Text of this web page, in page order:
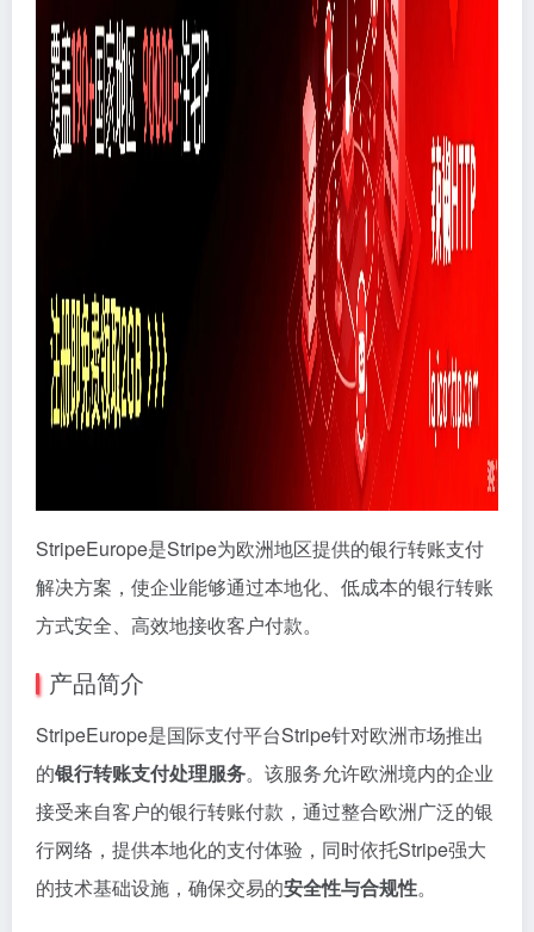
StripeEurope是Stripe为欧洲地区提供的银行转账支付
解决方案，使企业能够通过本地化、低成本的银行转账
方式安全、高效地接收客户付款。
产品简介
StripeEurope是国际支付平台Stripe针对欧洲市场推出
的银行转账支付处理服务。该服务允许欧洲境内的企业
接受来自客户的银行转账付款，通过整合欧洲广泛的银
行网络，提供本地化的支付体验，同时依托Stripe强大
的技术基础设施，确保交易的安全性与合规性。